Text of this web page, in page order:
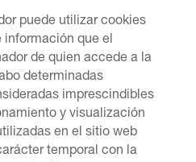
puede utilizar cookies
información que el
de quien accede a la
determinadas
imprescindibles
y visualización
en el sitio web
temporal con la